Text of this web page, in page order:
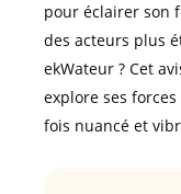
pour éclairer son
des acteurs plus
ekWateur ? Cet
explore ses
fois nuancé et